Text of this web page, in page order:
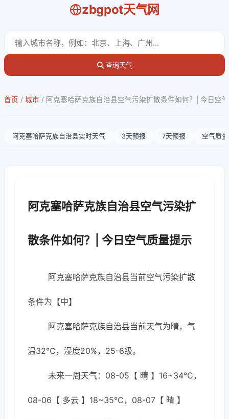
zbgpot天气网
查询天气
首页 / 城市 / 阿克塞哈萨克族自治县空气污染扩散条件如何？| 今日空
阿克塞哈萨克族自治县实时天气 3天预报 7天预报 空气质量
阿克塞哈萨克族自治县空气污染扩
散条件如何？| 今日空气质量提示
阿克塞哈萨克族自治县当前空气污染扩散
条件为【中】
阿克塞哈萨克族自治县当前天气为晴，气
温32℃，湿度20%，25-6级。
未来一周天气：08-05【 晴 】16~34℃，
08-06【 多云 】18~35℃，08-07【 晴 】